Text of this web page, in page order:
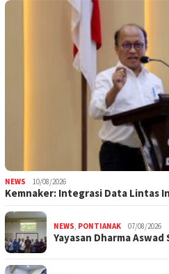
NEWS 10/08/2026
Kemnaker: Integrasi Data Lintas
NEWS, PONTIANAK 07/08/2026
Yayasan Dharma